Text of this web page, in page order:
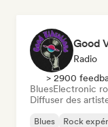
Good
Radio
> 2900
BluesElectronic
Diffuser des
Blues Rock